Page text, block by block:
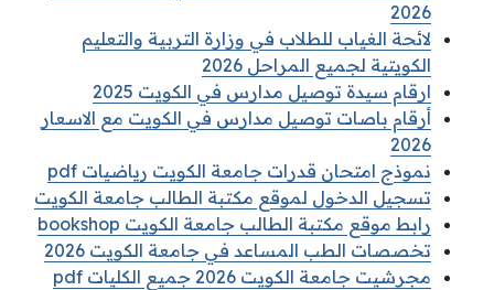
2026
لائحة الغياب للطلاب في وزارة التربية والتعليم
الكويتية لجميع المراحل 2026
ارقام سيدة توصيل مدارس في الكويت 2025
أرقام باصات توصيل مدارس في الكويت مع الاسعار
2026
نموذج امتحان قدرات جامعة الكويت رياضيات pdf
تسجيل الدخول لموقع مكتبة الطالب جامعة الكويت
رابط موقع مكتبة الطالب جامعة الكويت bookshop
تخصصات الطب المساعد في جامعة الكويت 2026
مجرشيت جامعة الكويت 2026 جميع الكليات pdf